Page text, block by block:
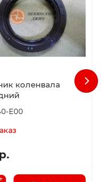
коленвала
E00